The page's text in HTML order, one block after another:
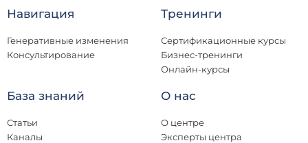
Навигация
Генеративные изменения
Консультирование
Тренинги
Сертификационные курсы
Бизнес-тренинги
Онлайн-курсы
База знаний
Статьи
Каналы
О нас
О центре
Эксперты центра